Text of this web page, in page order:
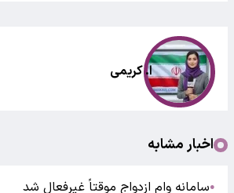
ا. کریمی
اخبار مشابه
●سامانه وام ازدواج موقتاً غیرفعال شد